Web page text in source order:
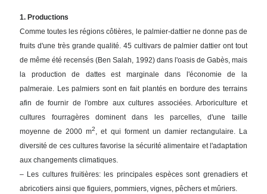
1. Productions
Comme toutes les régions côtières, le palmier-dattier ne donne pas de
fruits d'une très grande qualité. 45 cultivars de palmier dattier ont tout
de même été recensés (Ben Salah, 1992) dans l'oasis de Gabès, mais
la production de dattes est marginale dans l'économie de la
palmeraie. Les palmiers sont en fait plantés en bordure des terrains
afin de fournir de l'ombre aux cultures associées. Arboriculture et
cultures fourragères dominent dans les parcelles, d'une taille
moyenne de 2000 m2, et qui forment un damier rectangulaire. La
diversité de ces cultures favorise la sécurité alimentaire et l'adaptation
aux changements climatiques.
– Les cultures fruitières: les principales espèces sont grenadiers et
abricotiers ainsi que figuiers, pommiers, vignes, pêchers et mûriers.